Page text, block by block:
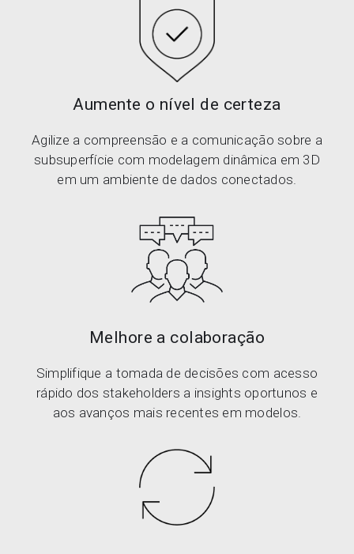
Aumente o nível de certeza
Agilize a compreensão e a comunicação sobre a
subsuperfície com modelagem dinâmica em 3D
em um ambiente de dados conectados.
Melhore a colaboração
Simplifique a tomada de decisões com acesso
rápido dos stakeholders a insights oportunos e
aos avanços mais recentes em modelos.